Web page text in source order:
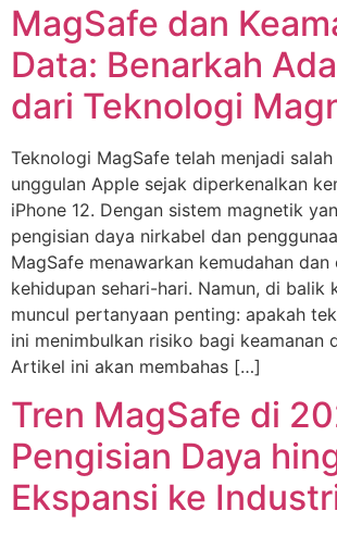
MagSafe dan
Data: Benarkah
dari Teknologi
Teknologi MagSafe telah menjadi
unggulan Apple sejak diperkenalkan
iPhone 12. Dengan sistem magnetik
pengisian daya nirkabel dan
MagSafe menawarkan kemudahan dan
kehidupan sehari-hari. Namun, di balik
muncul pertanyaan penting: apakah
ini menimbulkan risiko bagi keamanan
Artikel ini akan membahas […]
Tren MagSafe di
Pengisian Daya
Ekspansi ke